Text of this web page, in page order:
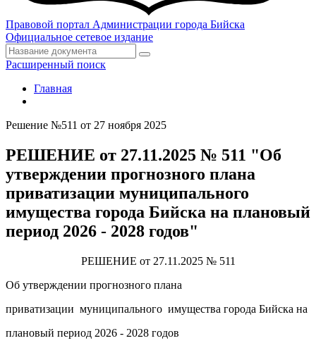
Правовой портал Администрации города Бийска
Официальное сетевое издание
Расширенный поиск
Главная
Решение №511 от 27 ноября 2025
РЕШЕНИЕ от 27.11.2025 № 511 "Об
утверждении прогнозного плана
приватизации муниципального
имущества города Бийска на плановый
период 2026 - 2028 годов"
РЕШЕНИЕ от 27.11.2025 № 511
Об утверждении прогнозного плана
приватизации муниципального имущества города Бийска на
плановый период 2026 - 2028 годов